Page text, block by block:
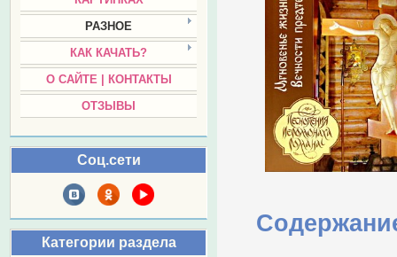
РАЗНОЕ
КАК КАЧАТЬ?
О САЙТЕ | КОНТАКТЫ
ОТЗЫВЫ
Соц.сети
Категории раздела